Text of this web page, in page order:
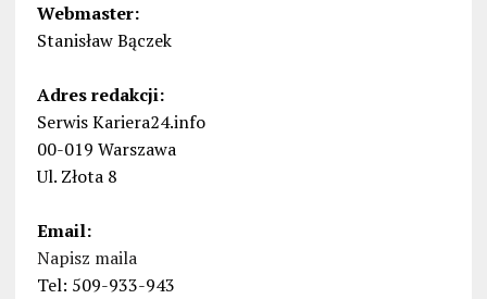
Webmaster:
Stanisław Bączek
Adres redakcji:
Serwis Kariera24.info
00-019 Warszawa
Ul. Złota 8
Email:
Napisz maila
Tel: 509-933-943